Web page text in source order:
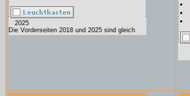
2025
Die Vorderseiten 2018 und 2025 sind gleich